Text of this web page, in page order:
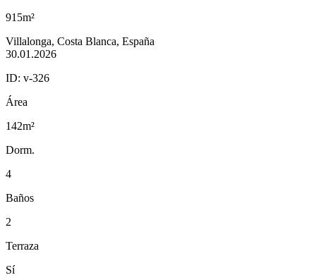
915m²
Villalonga, Costa Blanca, España
30.01.2026
ID: v-326
Área
142m²
Dorm.
4
Baños
2
Terraza
Sí